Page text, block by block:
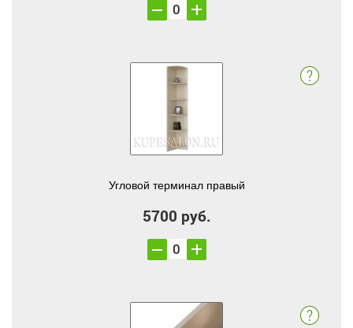
Угловой терминал правый
5700 руб.